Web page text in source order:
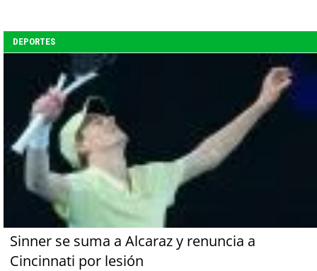
DEPORTES
Sinner se suma a Alcaraz y renuncia a
Cincinnati por lesión